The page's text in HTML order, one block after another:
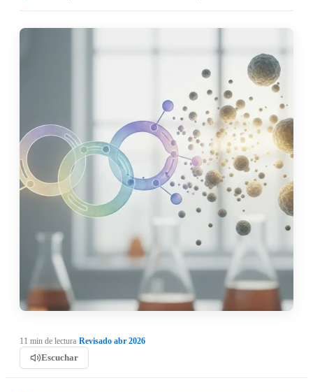
11 min de lectura Revisado abr 2026
Escuchar